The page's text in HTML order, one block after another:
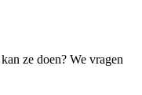
ze doen? We vragen